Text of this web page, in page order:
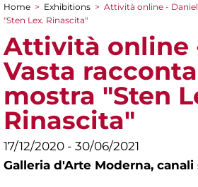
You are here
Home > Exhibitions > Attività online -
"Sten Lex. Rinascita"
Attività online
Vasta
mostra "Sten
Rinascita"
17/12/2020 - 30/06/2021
Galleria d'Arte Moderna, canali